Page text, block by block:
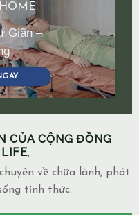
Giãn –
CỦA CỘNG ĐỒNG
về chữa lành, phát
tỉnh thức.